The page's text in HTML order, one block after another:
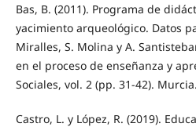
Bas, B. (2011). Programa de
yacimiento arqueológico. Datos
Miralles, S. Molina y A.
en el proceso de enseñanza y
Sociales, vol. 2 (pp. 31-42). Murcia.
Castro, L. y López, R. (2019).